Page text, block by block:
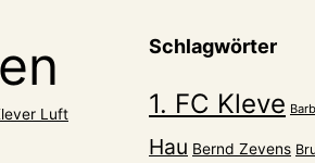
Luft
Schlagwörter
1. FC Kleve
Hau Bernd Zevens